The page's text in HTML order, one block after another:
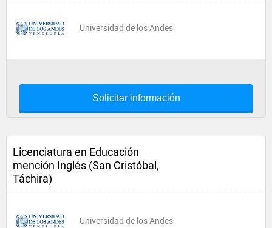
Universidad de los Andes
Solicitar información
Licenciatura en Educación
mención Inglés (San Cristóbal,
Táchira)
Universidad de los Andes